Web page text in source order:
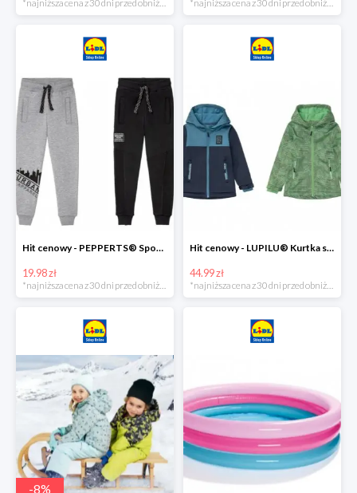
Hit cenowy - PEPPERTS® Spodnie dresowe chłopięce, 1 para
19.98 zł
Hit cenowy - LUPILU® Kurtka softshell chłopięca, 1 sztuka
44.99 zł
-8%